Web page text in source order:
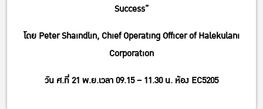
Success”
โดย Peter Shaindlin, Chief Operating Officer of Halekulani
Corporation
วัน ศ.ที่ 21 พ.ย.เวลา 09.15 – 11.30 น. ห้อง EC5205